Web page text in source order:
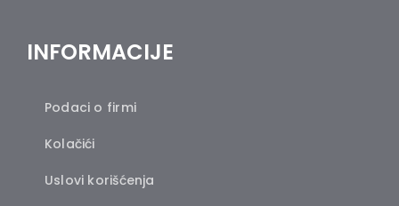
INFORMACIJE
Podaci o firmi
Kolačići
Uslovi korišćenja